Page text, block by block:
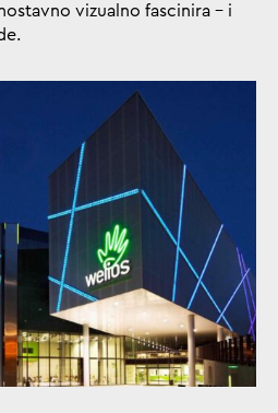
vizualno fascinira – i